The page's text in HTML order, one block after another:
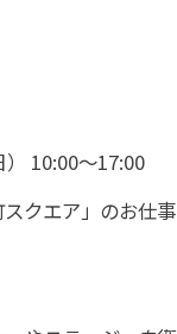
10:00～17:00
クエア」のお仕事